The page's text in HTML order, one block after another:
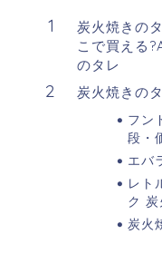
炭火焼きの
こで買える
のタレ
炭火焼きの
フン
段・
エバ
レト
ク
炭火